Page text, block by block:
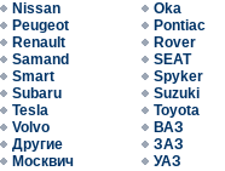
Nissan
Oka
Peugeot
Pontiac
Renault
Rover
Samand
SEAT
Smart
Spyker
Subaru
Suzuki
Tesla
Toyota
Volvo
ВАЗ
Другие
ЗАЗ
Москвич
УАЗ